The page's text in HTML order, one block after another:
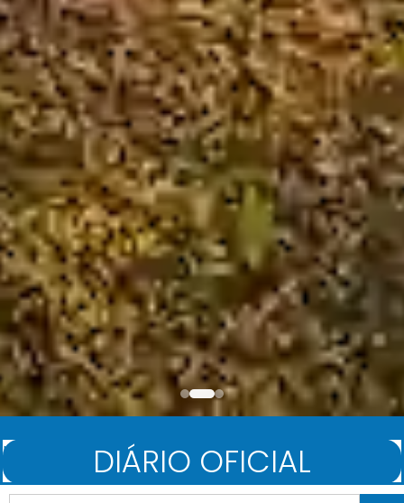
DIÁRIO OFICIAL
Início Diário Oficial